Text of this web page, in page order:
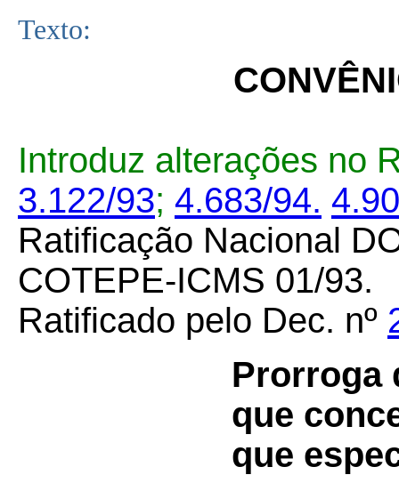
Texto:
Introduz alterações no
3.122/93; 4.683/94.
Ratificação Nacional
COTEPE-ICMS 01/93.
Ratificado pelo Dec. nº
Prorroga
que
que